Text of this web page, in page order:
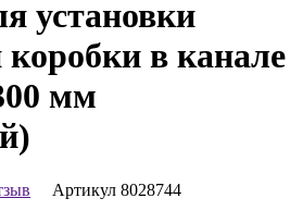
установки
в канале
мм
Артикул 8028744